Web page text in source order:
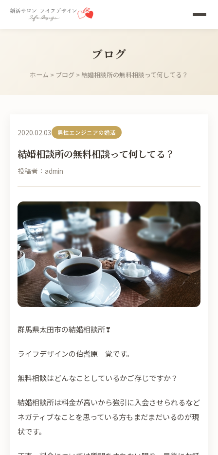
ブログ
ホーム > ブログ > 結婚相談所の無料相談って何してる？
2020.02.03 男性エンジニアの婚活
結婚相談所の無料相談って何してる？
投稿者：admin
群馬県太田市の結婚相談所❣
ライフデザインの伯耆原 覚です。
無料相談はどんなことしているかご存じですか？
結婚相談所は料金が高いから強引に入会させられるなど
ネガティブなことを思っている方もまだまだいるのが現
状です。